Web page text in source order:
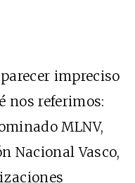
impreciso
nos referimos:
MLNV,
Nacional Vasco,